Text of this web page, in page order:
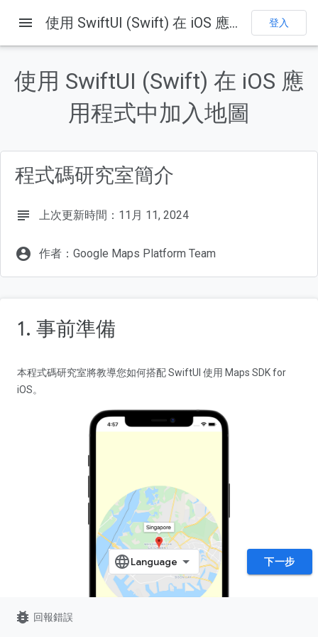
首頁 產品 Google Maps Platform 說明文件
這個頁面中的內容
軟硬體需求
menu 使用 SwiftUI (Swift) 在 iOS 應用程式中加入地圖 登入
使用 SwiftUI (Swift) 在 iOS 應
用程式中加入地圖
程式碼研究室簡介
subject 上次更新時間：11月 11, 2024
account_circle 作者：Google Maps Platform Team
1. 事前準備
本程式碼研究室將教導您如何搭配 SwiftUI 使用 Maps SDK for
iOS。
下一步
bug_report 回報錯誤